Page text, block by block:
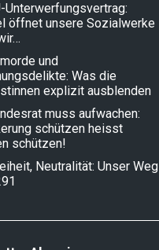
Unterwerfungsvertrag:
öffnet unsere Sozialwerke
und
Was die
explizit ausblenden
muss aufwachen:
schützen heisst
schützen!
Neutralität: Unser Weg